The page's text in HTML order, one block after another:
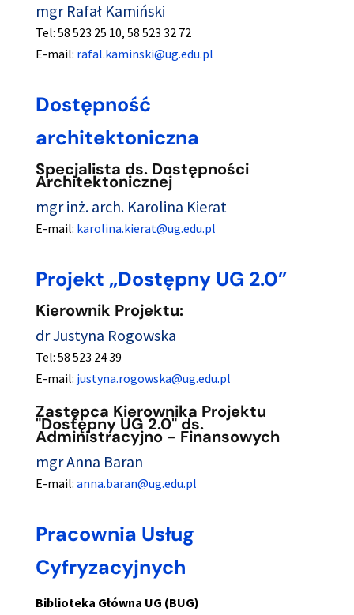
mgr Rafał Kamiński
Tel: 58 523 25 10, 58 523 32 72
E-mail: rafal.kaminski@ug.edu.pl
Dostępność
architektoniczna
Specjalista ds. Dostępności
Architektonicznej
mgr inż. arch. Karolina Kierat
E-mail: karolina.kierat@ug.edu.pl
Projekt „Dostępny UG 2.0”
Kierownik Projektu:
dr Justyna Rogowska
Tel: 58 523 24 39
E-mail: justyna.rogowska@ug.edu.pl
Zastępca Kierownika Projektu
"Dostępny UG 2.0" ds.
Administracyjno - Finansowych
mgr Anna Baran
E-mail: anna.baran@ug.edu.pl
Pracownia Usług
Cyfryzacyjnych
Biblioteka Główna UG (BUG)